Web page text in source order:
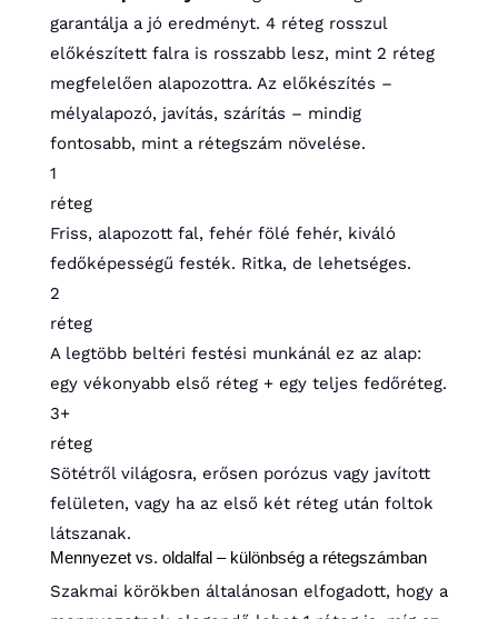
garantálja a jó eredményt. 4 réteg rosszul
előkészített falra is rosszabb lesz, mint 2 réteg
megfelelően alapozottra. Az előkészítés –
mélyalapozó, javítás, szárítás – mindig
fontosabb, mint a rétegszám növelése.
1
réteg
Friss, alapozott fal, fehér fölé fehér, kiváló
fedőképességű festék. Ritka, de lehetséges.
2
réteg
A legtöbb beltéri festési munkánál ez az alap:
egy vékonyabb első réteg + egy teljes fedőréteg.
3+
réteg
Sötétről világosra, erősen porózus vagy javított
felületen, vagy ha az első két réteg után foltok
látszanak.
Mennyezet vs. oldalfal – különbség a rétegszámban
Szakmai körökben általánosan elfogadott, hogy a